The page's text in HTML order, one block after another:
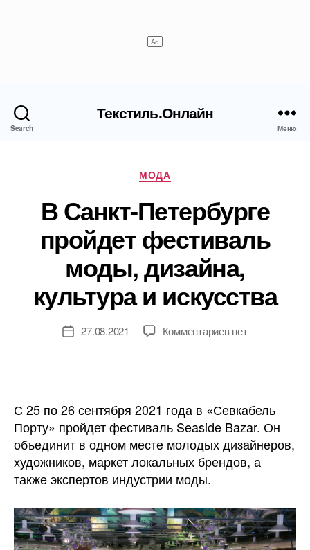
Search
Текстиль.Онлайн
Меню
Рубрики
МОДА
В Санкт-Петербурге
пройдет фестиваль
моды, дизайна,
культура и искусства
Дата27.08.2021 Комментариевк
пройдет
фестиваль
моды,
дизайна,
культура
нет
С 25 по 26 сентября 2021 года в «Севкабель
Порту» пройдет фестиваль Seaside Bazar. Он
объединит в одном месте молодых дизайнеров,
художников, маркет локальных брендов, а
также экспертов индустрии моды.